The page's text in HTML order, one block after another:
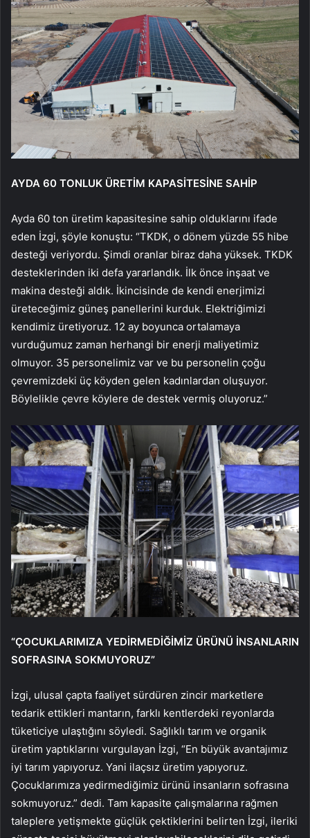
AYDA 60 TONLUK ÜRETİM KAPASİTESİNE SAHİP
Ayda 60 ton üretim kapasitesine sahip olduklarını ifade
eden İzgi, şöyle konuştu: “TKDK, o dönem yüzde 55 hibe
desteği veriyordu. Şimdi oranlar biraz daha yüksek. TKDK
desteklerinden iki defa yararlandık. İlk önce inşaat ve
makina desteği aldık. İkincisinde de kendi enerjimizi
üreteceğimiz güneş panellerini kurduk. Elektriğimizi
kendimiz üretiyoruz. 12 ay boyunca ortalamaya
vurduğumuz zaman herhangi bir enerji maliyetimiz
olmuyor. 35 personelimiz var ve bu personelin çoğu
çevremizdeki üç köyden gelen kadınlardan oluşuyor.
Böylelikle çevre köylere de destek vermiş oluyoruz.”
“ÇOCUKLARIMIZA YEDİRMEDİĞİMİZ ÜRÜNÜ İNSANLARIN
SOFRASINA SOKMUYORUZ”
İzgi, ulusal çapta faaliyet sürdüren zincir marketlere
tedarik ettikleri mantarın, farklı kentlerdeki reyonlarda
tüketiciye ulaştığını söyledi. Sağlıklı tarım ve organik
üretim yaptıklarını vurgulayan İzgi, “En büyük avantajımız
iyi tarım yapıyoruz. Yani ilaçsız üretim yapıyoruz.
Çocuklarımıza yedirmediğimiz ürünü insanların sofrasına
sokmuyoruz.” dedi. Tam kapasite çalışmalarına rağmen
taleplere yetişmekte güçlük çektiklerini belirten İzgi, ileriki